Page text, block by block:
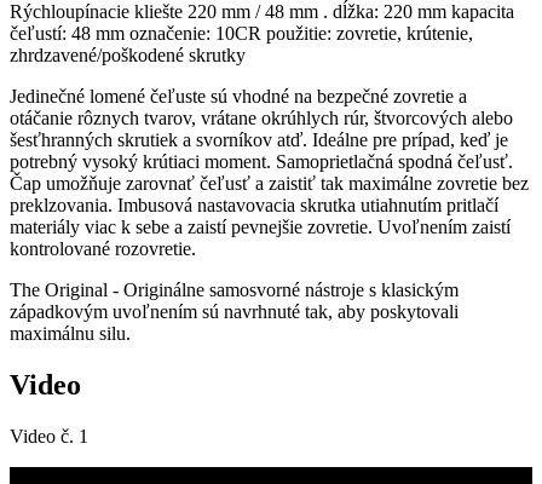
Rýchloupínacie kliešte 220 mm / 48 mm . dĺžka: 220 mm kapacita
čeľustí: 48 mm označenie: 10CR použitie: zovretie, krútenie,
zhrdzavené/poškodené skrutky
Jedinečné lomené čeľuste sú vhodné na bezpečné zovretie a
otáčanie rôznych tvarov, vrátane okrúhlych rúr, štvorcových alebo
šesťhranných skrutiek a svorníkov atď. Ideálne pre prípad, keď je
potrebný vysoký krútiaci moment. Samoprietlačná spodná čeľusť.
Čap umožňuje zarovnať čeľusť a zaistiť tak maximálne zovretie bez
preklzovania. Imbusová nastavovacia skrutka utiahnutím pritlačí
materiály viac k sebe a zaistí pevnejšie zovretie. Uvoľnením zaistí
kontrolované rozovretie.
The Original - Originálne samosvorné nástroje s klasickým
západkovým uvoľnením sú navrhnuté tak, aby poskytovali
maximálnu silu.
Video
Video č. 1